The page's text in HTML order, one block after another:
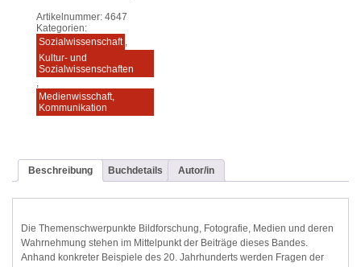
Artikelnummer: 4647
Kategorien:
Sozialwissenschaft ,
Kultur- und
Sozialwissenschaften
,
Medienwisschaft,
Kommunikation
Beschreibung Buchdetails Autor/in
Die Themenschwerpunkte Bildforschung, Fotografie, Medien und deren
Wahrnehmung stehen im Mittelpunkt der Beiträge dieses Bandes.
Anhand konkreter Beispiele des 20. Jahrhunderts werden Fragen der